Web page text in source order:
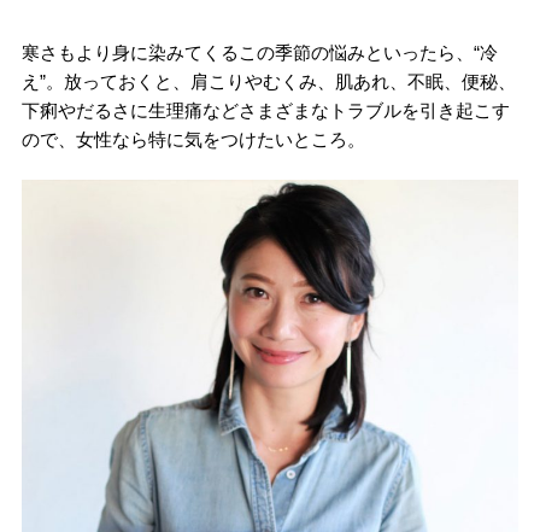
寒さもより身に染みてくるこの季節の悩みといったら、“冷
え”。放っておくと、肩こりやむくみ、肌あれ、不眠、便秘、
下痢やだるさに生理痛などさまざまなトラブルを引き起こす
ので、女性なら特に気をつけたいところ。